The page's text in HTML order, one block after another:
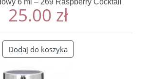
6 ml – 269 Raspberry Cocktail
25.00 zł
Dodaj do koszyka